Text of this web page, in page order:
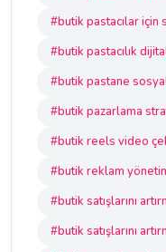
#butik pastacılar için
#butik pastacılık
#butik pastane
#butik pazarlama
#butik reels video
#butik reklam
#butik satışlarını
#butik satışlarını